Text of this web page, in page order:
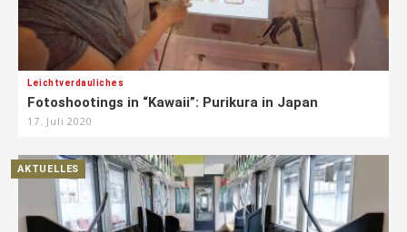
Leichtverdauliches
Fotoshootings in “Kawaii”: Purikura in Japan
17. Juli 2020
AKTUELLES